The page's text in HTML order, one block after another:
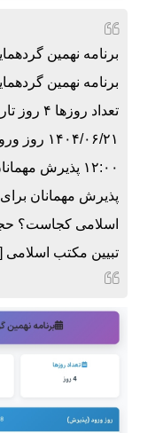
برنامه نهمین
برنامه نهمین
۱۲:۰۰ پذیرش
اسلامی کجاست؟
تبیین مکتب